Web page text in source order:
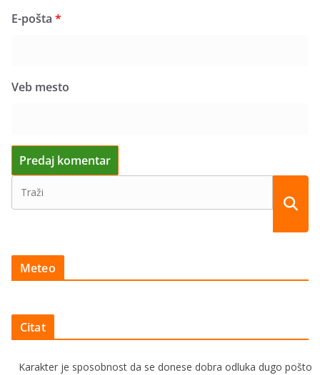
E-pošta *
Veb mesto
Meteo
Citat
Karakter je sposobnost da se donese dobra odluka dugo pošto